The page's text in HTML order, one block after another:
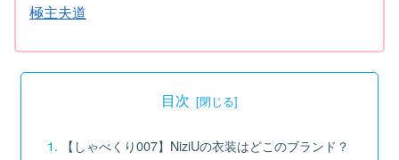
極主夫道
目次
【しゃべくり007】NiziUの衣装はどこのブランド？